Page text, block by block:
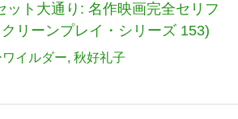
ット大通り: 名作映画完全セリフ
リーンプレイ・シリーズ 153)
ワイルダー 秋好礼子